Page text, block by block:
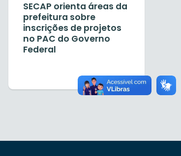
SECAP orienta áreas da
prefeitura sobre
inscrições de projetos
no PAC do Governo
Federal